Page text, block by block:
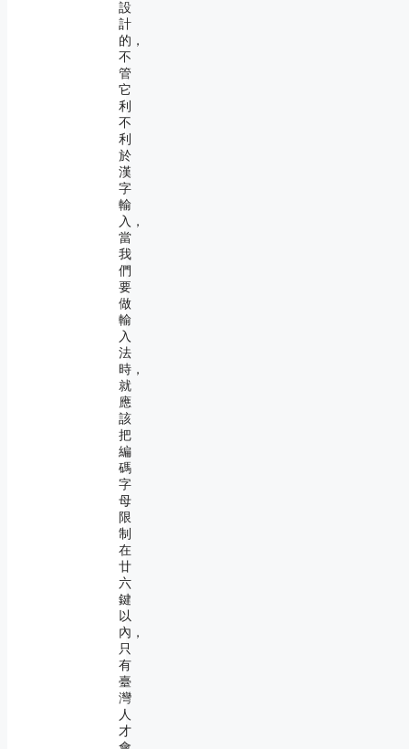
設
計
的，
不
管
它
利
不
利
於
漢
字
輸
入，
當
我
們
要
做
輸
入
法
時，
就
應
該
把
編
碼
字
母
限
制
在
廿
六
鍵
以
內，
只
有
臺
灣
人
才